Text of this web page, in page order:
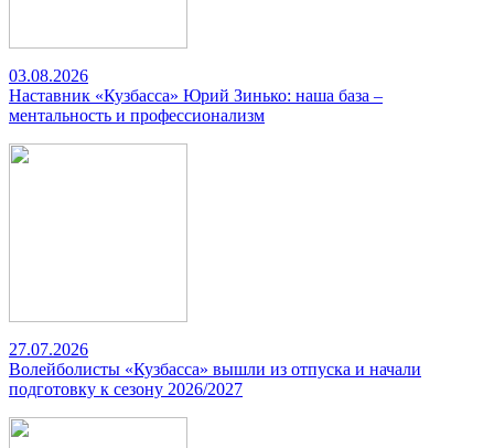
03.08.2026
Наставник «Кузбасса» Юрий Зинько: наша база –
ментальность и профессионализм
27.07.2026
Волейболисты «Кузбасса» вышли из отпуска и начали
подготовку к сезону 2026/2027